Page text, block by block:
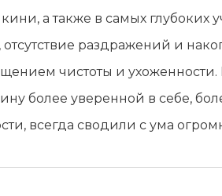
а также в самых глубоких
раздражений и
чистоты и
более уверенной в себе,
всегда сводили с ума